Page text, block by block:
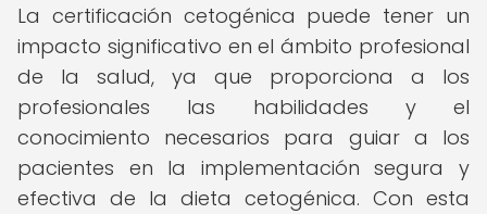
La certificación cetogénica puede tener un
impacto significativo en el ámbito profesional
de la salud, ya que proporciona a los
profesionales las habilidades y el
conocimiento necesarios para guiar a los
pacientes en la implementación segura y
efectiva de la dieta cetogénica. Con esta